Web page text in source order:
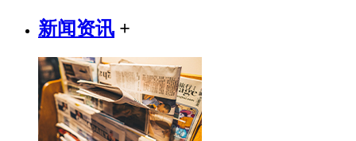
新闻资讯 +